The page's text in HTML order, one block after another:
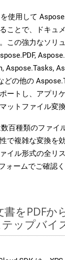
使用して
ことで、ドキュ
この強力なソリ
Aspose.Tasks,
どの他の
ートし、アプリ
ットファイル変
百種類のファイ
で複雑な変換を
イル形式の全リス
ォームでご確認く
書をPDFか
ップバイ